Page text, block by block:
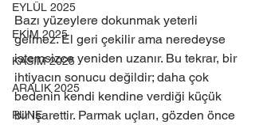
EYLÜL 2025
EKİM 2025
KASIM 2025
ARALIK 2025
RUNE
Bazı yüzeylere dokunmak yeterli
gelmez. El geri çekilir ama neredeyse
istemsizce yeniden uzanır. Bu tekrar, bir
ihtiyacın sonucu değildir; daha çok
bedenin kendi kendine verdiği küçük
bir işarettir. Parmak uçları, gözden önce